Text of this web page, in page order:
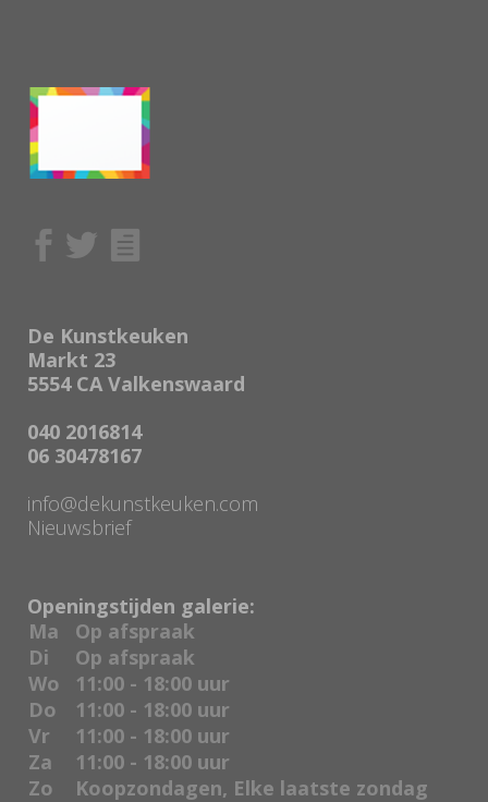
De Kunstkeuken
Markt 23
5554 CA Valkenswaard
040 2016814
06 30478167
info@dekunstkeuken.com
Nieuwsbrief
Openingstijden galerie:
Ma
Op afspraak
Di
Op afspraak
Wo
11:00 - 18:00 uur
Do
11:00 - 18:00 uur
Vr
11:00 - 18:00 uur
Za
11:00 - 18:00 uur
Zo
Koopzondagen, Elke laatste zondag